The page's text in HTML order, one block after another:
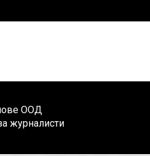
ООД
журналисти